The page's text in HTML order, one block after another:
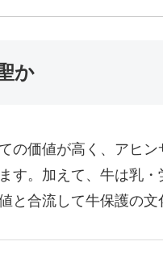
か
の価値が高く、アヒ
す。加えて、牛は乳
と合流して牛保護の文